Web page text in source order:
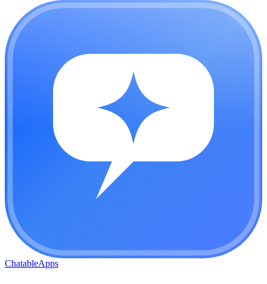
ChatableApps